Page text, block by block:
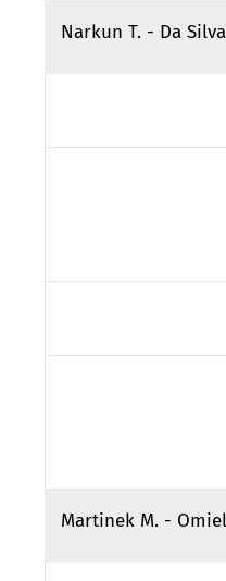
Narkun T. - Da
Martinek M. -